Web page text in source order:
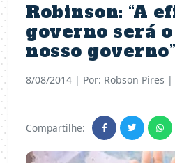
Robinson: “A
governo será
nosso governo”
8/08/2014 | Por: Robson Pires |
Compartilhe: